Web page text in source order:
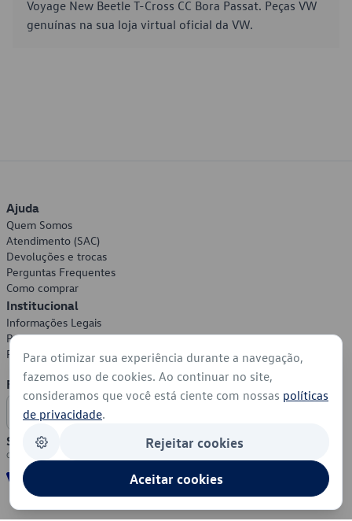
Voyage New Beetle T-Cross CC Bora Passat. Peças VW
genuínas na sua loja virtual oficial da VW.
Ajuda
Quem Somos
Atendimento (SAC)
Devoluções e trocas
Perguntas Frequentes
Como comprar
Institucional
Informações Legais
Política de Privacidade
Política de Cookies
Formas de Pagamento
Segurança
Para otimizar sua experiência durante a navegação,
fazemos uso de cookies. Ao continuar no site,
consideramos que você está ciente com nossas políticas
de privacidade.
Rejeitar cookies
Aceitar cookies